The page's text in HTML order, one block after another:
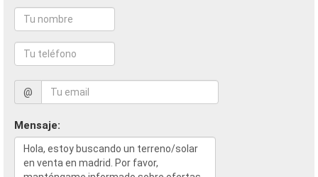
@
Mensaje: